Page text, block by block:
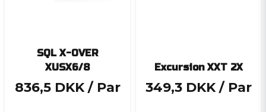
SQL X-OVER
XUSX6/8
836,5 DKK / Par
Excursion XXT 2X
349,3 DKK / Par